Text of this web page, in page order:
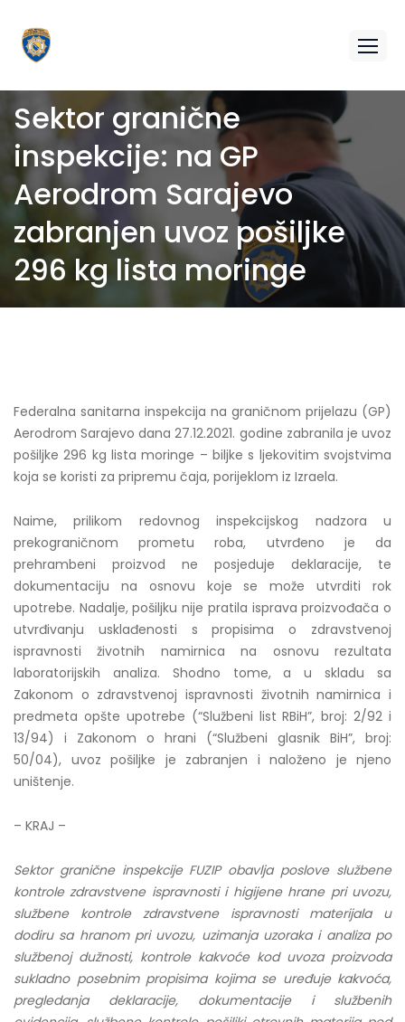
Sektor granične
inspekcije: na GP
Aerodrom Sarajevo
zabranjen uvoz pošiljke
296 kg lista moringe
Federalna sanitarna inspekcija na graničnom prijelazu (GP)
Aerodrom Sarajevo dana 27.12.2021. godine zabranila je uvoz
pošiljke 296 kg lista moringe – biljke s ljekovitim svojstvima
koja se koristi za pripremu čaja, porijeklom iz Izraela.
Naime, prilikom redovnog inspekcijskog nadzora u
prekograničnom prometu roba, utvrđeno je da
prehrambeni proizvod ne posjeduje deklaracije, te
dokumentaciju na osnovu koje se može utvrditi rok
upotrebe. Nadalje, pošiljku nije pratila isprava proizvođača o
utvrđivanju usklađenosti s propisima o zdravstvenoj
ispravnosti životnih namirnica na osnovu rezultata
laboratorijskih analiza. Shodno tome, a u skladu sa
Zakonom o zdravstvenoj ispravnosti životnih namirnica i
predmeta opšte upotrebe (“Službeni list RBiH”, broj: 2/92 i
13/94) i Zakonom o hrani (“Službeni glasnik BiH”, broj:
50/04), uvoz pošiljke je zabranjen i naloženo je njeno
uništenje.
– KRAJ –
Sektor granične inspekcije FUZIP obavlja poslove službene
kontrole zdravstvene ispravnosti i higijene hrane pri uvozu,
službene kontrole zdravstvene ispravnosti materijala u
dodiru sa hranom pri uvozu, uzimanja uzoraka i analiza po
službenoj dužnosti, kontrole kakvoće kod uvoza proizvoda
sukladno posebnim propisima kojima se uređuje kakvoća,
pregledanja deklaracije, dokumentacije i službenih